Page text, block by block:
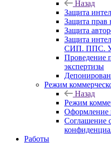
Назад
Защита
Защита прав
Защита
Защита
СИП. ППС.
Проведение
экспертизы
Режим
Назад
Режим
Оформление
Соглашение
Работы